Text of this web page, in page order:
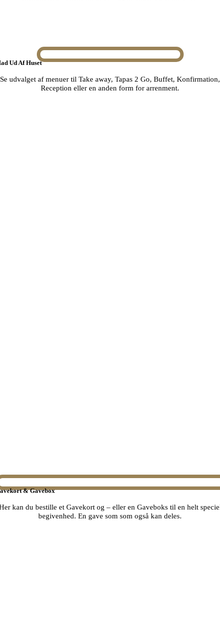
Ud Af Huset
Se udvalget af menuer til Take away, Tapas 2 Go, Buffet, Konfirmation,
Reception eller en anden form for arrenment.
& Gavebox
kan du bestille et Gavekort og – eller en Gaveboks til en helt
begivenhed. En gave som som også kan deles.